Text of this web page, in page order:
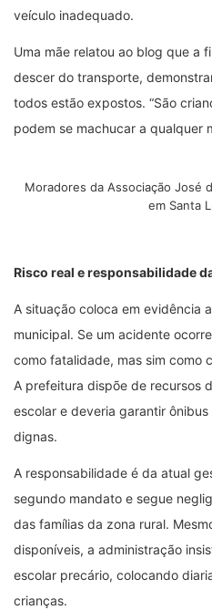
veículo inadequado.
Uma mãe relatou ao blog que a
descer do transporte,
todos estão expostos. “São
podem se machucar a qualquer
Moradores da Associação José
em Santa
Risco real e responsabilidade
A situação coloca em evidência
municipal. Se um acidente
como fatalidade, mas sim como
A prefeitura dispõe de recursos
escolar e deveria garantir
dignas.
A responsabilidade é da atual
segundo mandato e segue
das famílias da zona rural.
disponíveis, a administração
escolar precário, colocando
crianças.